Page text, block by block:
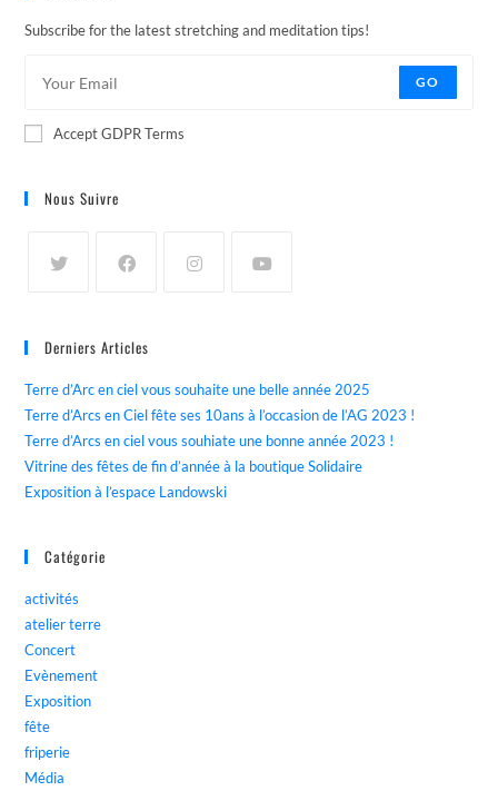
Subscribe for the latest stretching and meditation tips!
GO
Accept GDPR Terms
Nous Suivre
Derniers Articles
Terre d’Arc en ciel vous souhaite une belle année 2025
Terre d’Arcs en Ciel fête ses 10ans à l’occasion de l’AG 2023 !
Terre d’Arcs en ciel vous souhiate une bonne année 2023 !
Vitrine des fêtes de fin d’année à la boutique Solidaire
Exposition à l’espace Landowski
Catégorie
activités
atelier terre
Concert
Evènement
Exposition
fête
friperie
Média